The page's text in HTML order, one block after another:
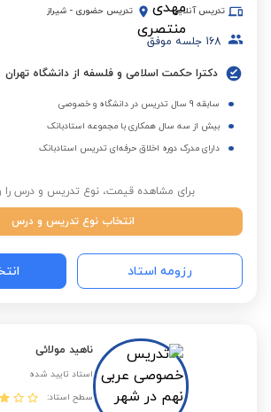
تدریس آنلاین تدریس حضوری - شیراز
168 جلسه موفق
دکترا حکمت اسلامی و فلسفه از دانشگاه تهران
سابقه 9 سال تدریس در دانشگاه و خصوصی
بیش از سه سال همکاری با مجموعه استادبانک
دارای مدرک دوره اخلاق حرفه‌ای تدریس استادبانک
برای مشاهده قیمت، نوع تدریس و درس را
انتخاب نوع تدریس و درس
رزومه استاد
ناهید مولائی
استاد تایید شده
سطح استاد: